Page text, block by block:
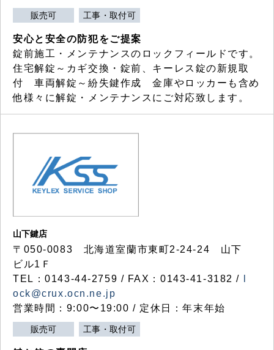
販売可 工事・取付可
安心と安全の防犯をご提案
錠前施工・メンテナンスのロックフィールドです。
住宅解錠～カギ交換・錠前、キーレス錠の新規取
付 車両解錠～紛失鍵作成 金庫やロッカーも含め
他様々に解錠・メンテナンスにご対応致します。
山下鍵店
〒050-0083 北海道室蘭市東町2-24-24 山下
ビル1Ｆ
TEL：0143-44-2759 / FAX：0143-41-3182 /
ock@crux.ocn.ne.jp
営業時間：9:00〜19:00 / 定休日：年末年始
販売可 工事・取付可